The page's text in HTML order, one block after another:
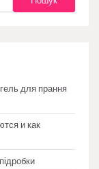
для прання
и как